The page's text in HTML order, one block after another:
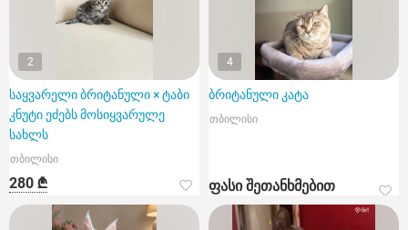
2
საყვარელი ბრიტანული × ტაბი
კნუტი ეძებს მოსიყვარულე
სახლს
თბილისი
280 ₾
4
ბრიტანული კატა
თბილისი
ფასი შეთანხმებით